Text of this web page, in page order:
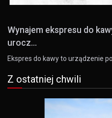
Wynajem ekspresu do
urocz...
Ekspres do kawy to urządzenie
Z ostatniej chwili